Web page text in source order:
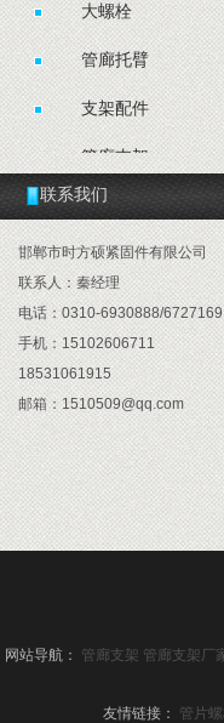
联系我们
邯郸市时方硕紧固件有限公司
联系人：秦经理
电话：0310-6930888/6727169
手机：15102606711
18531061915
邮箱：1510509@qq.com
大螺栓
管廊托臂
支架配件
管廊支架
抗震配件
网站导航： 管廊支架 管廊支架厂
友情链接： 管片